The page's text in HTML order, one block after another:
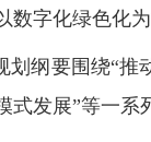
数字化绿色化
划纲要围绕“推
式发展”等一系